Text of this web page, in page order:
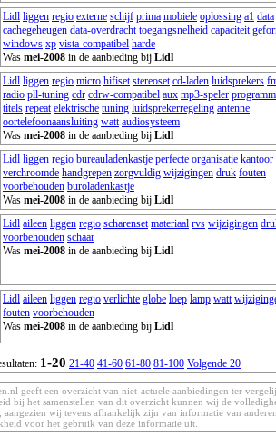
Lidl liggen regio externe schijf prima mobiele oplossing a1 data
cachegeheugen data-overdracht toegangsnelheid capaciteit
windows xp vista-compatibel harde
Was mei-2008 in de aanbieding bij Lidl
Lidl liggen regio micro hifiset stereoset cd-laden luidsprekers
radio pll-tuning cdr cdrw-compatibel aux mp3-speler
titels repeat elektrische tuning luidsprekerregeling antenne
oortelefoonaansluiting watt audiosysteem
Was mei-2008 in de aanbieding bij Lidl
Lidl liggen regio bureauladenkastje perfecte organisatie kantoor
verchroomde handgrepen zorgvuldig wijzigingen druk fouten
voorbehouden buroladenkastje
Was mei-2008 in de aanbieding bij Lidl
Lidl aileen liggen regio scharenset materiaal rvs wijzigingen
voorbehouden schaar
Was mei-2008 in de aanbieding bij Lidl
Lidl aileen liggen regio verlichte globe loep lamp watt
fouten voorbehouden
Was mei-2008 in de aanbieding bij Lidl
1-20 21-40 41-60 61-80 81-100 Volgende 20
geeft een overzicht van niet-actuele aanbiedingen ter
bij het samenstellen van dit overzicht kunnen wij de
aangezien wij tevens afhankelijk zijn van informatie van
voor het gebruik van deze informatie uit.